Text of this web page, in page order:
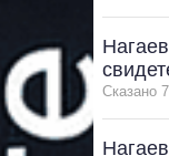
Сказано